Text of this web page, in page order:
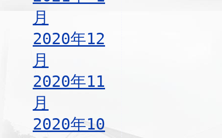
月
2020年12
月
2020年11
月
2020年10